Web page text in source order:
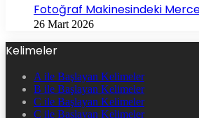
Fotoğraf Makinesindeki
26 Mart 2026
Kelimeler
A ile Başlayan Kelimeler
B ile Başlayan Kelimeler
C ile Başlayan Kelimeler
Ç ile Başlayan Kelimeler